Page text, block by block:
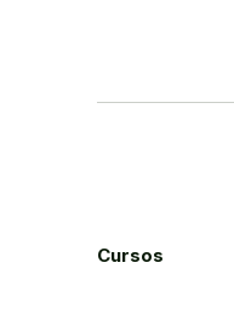
Cursos